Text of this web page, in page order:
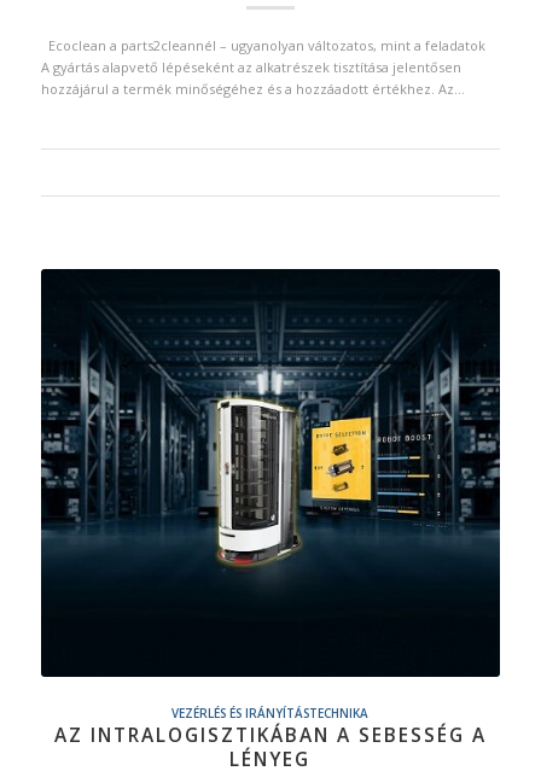
Ecoclean a parts2cleannél – ugyanolyan változatos, mint a feladatok
A gyártás alapvető lépéseként az alkatrészek tisztítása jelentősen
hozzájárul a termék minőségéhez és a hozzáadott értékhez. Az…
VEZÉRLÉS ÉS IRÁNYÍTÁSTECHNIKA
AZ INTRALOGISZTIKÁBAN A SEBESSÉG A
LÉNYEG